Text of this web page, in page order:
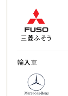
三菱ふそう
輸入車